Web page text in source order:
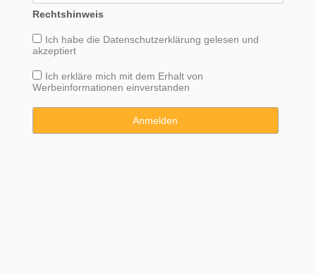
Rechtshinweis
Ich habe die Datenschutzerklärung gelesen und
akzeptiert
Ich erkläre mich mit dem Erhalt von
Werbeinformationen einverstanden